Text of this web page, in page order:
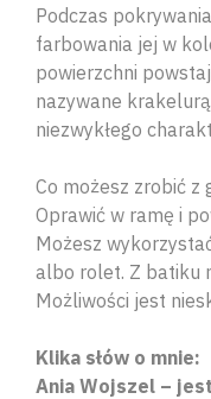
Podczas
farbowania jej w
powierzchni
nazywane
niezwykłego
Co możesz zrobić z
Oprawić w ramę i
Możesz
albo rolet. Z batiku
Możliwości jest
Klika słów o mnie:
Ania Wojszel –